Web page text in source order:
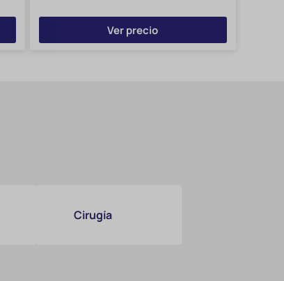
Ver precio
Cirugía